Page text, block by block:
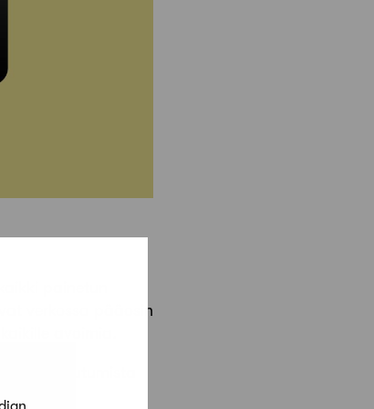
verkossa pääosin
avoimia.
kirjautumista